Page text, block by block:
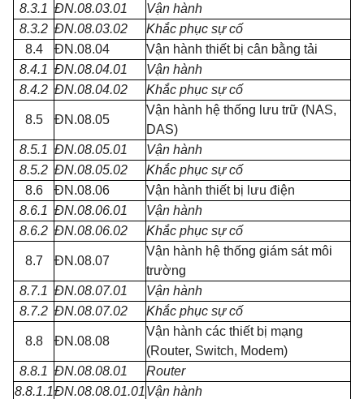
8.3.1 ĐN.08.03.01
Vận hành
8.3.2 ĐN.08.03.02
Khắc phục sự cố
8.4
ĐN.08.04
Vận hành thiết bị cân bằng tải
8.4.1 ĐN.08.04.01
Vận hành
8.4.2 ĐN.08.04.02 Khắc phục sự cố
8.5 ĐN.08.05
Vận hành hệ thống lưu trữ (NAS,
DAS)
8.5.1 ĐN.08.05.01
Vận hành
8.5.2 ĐN.08.05.02
Khắc phục sự cố
8.6
ĐN.08.06
Vận hành thiết bị lưu điện
8.6.1 ĐN.08.06.01
Vận hành
8.6.2 ĐN.08.06.02 Khắc phục sự cố
8.7 ĐN.08.07
Vận hành hệ thống giám sát môi
trường
8.7.1 ĐN.08.07.01
Vận hành
8.7.2 ĐN.08.07.02 Khắc phục sự cố
8.8 ĐN.08.08
Vận hành các thiết bị mạng
(Router, Switch, Modem)
8.8.1 ĐN.08.08.01
Router
8.8.1.1ĐN.08.08.01.01Vận hành